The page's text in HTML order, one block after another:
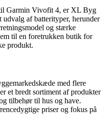
Garmin Vivofit 4, er XL Byg
af batterityper, herunder
og stærke
til en foretrukken butik for
produkt.
med flere
et bredt sortiment af produkter
tilbehør til hus og have.
priser og fokus på